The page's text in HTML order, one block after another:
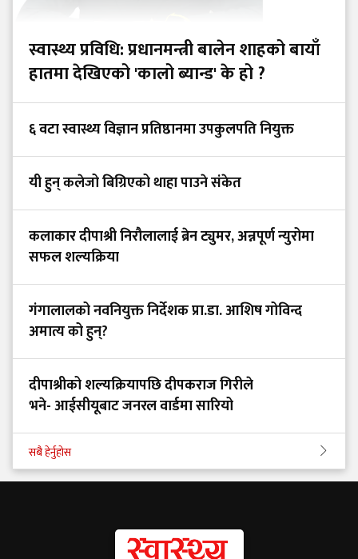
स्वास्थ्य प्रविधि: प्रधानमन्त्री बालेन शाहको बायाँ
हातमा देखिएको 'कालो ब्यान्ड' के हो ?
६ वटा स्वास्थ्य विज्ञान प्रतिष्ठानमा उपकुलपति नियुक्त
यी हुन् कलेजो बिग्रिएको थाहा पाउने संकेत
कलाकार दीपाश्री निरौलालाई ब्रेन ट्युमर, अन्नपूर्ण न्युरोमा
सफल शल्यक्रिया
गंगालालको नवनियुक्त निर्देशक प्रा.डा. आशिष गोविन्द
अमात्य को हुन्?
दीपाश्रीको शल्यक्रियापछि दीपकराज गिरीले
भने- आईसीयूबाट जनरल वार्डमा सारियो
सबै हेर्नुहोस